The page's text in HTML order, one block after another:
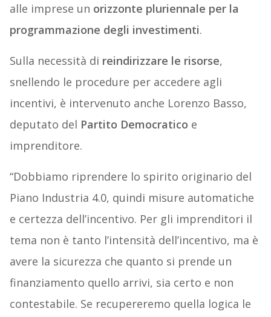
alle imprese un orizzonte pluriennale per la
programmazione degli investimenti.
Sulla necessità di reindirizzare le risorse,
snellendo le procedure per accedere agli
incentivi, è intervenuto anche Lorenzo Basso,
deputato del Partito Democratico e
imprenditore.
“Dobbiamo riprendere lo spirito originario del
Piano Industria 4.0, quindi misure automatiche
e certezza dell’incentivo. Per gli imprenditori il
tema non è tanto l’intensità dell’incentivo, ma è
avere la sicurezza che quanto si prende un
finanziamento quello arrivi, sia certo e non
contestabile. Se recupereremo quella logica le